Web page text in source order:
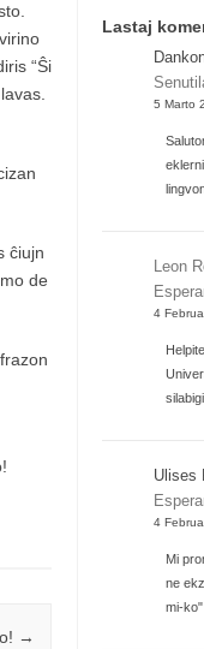
“Ŝi
ĉiujn
de
→
Lastaj
5 Marto
Leon
4
Ulises
4
Mi
ne
mi-